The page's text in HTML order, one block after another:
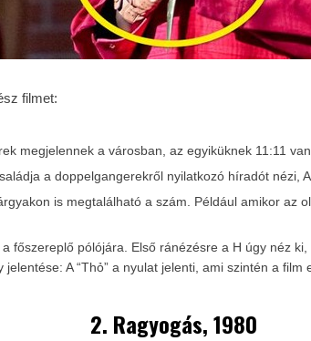
filmet:
megjelennek a városban, az egyiküknek 11:11
a doppelgangerekről nyilatkozó híradót nézi,
is megtalálható a szám. Például amikor az
főszereplő pólójára. Első ránézésre a H úgy néz
A “Thỏ” a nyulat jelenti, ami szintén a film
2. Ragyogás, 1980